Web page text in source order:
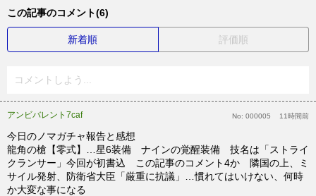
この記事のコメント(6)
新着順 評価順
コメントしよう...
アンビバレント7caf No: 000005 11時間前
今日のノマガチャ報告と感想
龍角の槍【零式】…星6装備 ナインの覚醒装備 技名は「ストライ
クランサー」今回が初書込 この記事のコメント4か 隣国の上、ミ
サイル発射、防衛省大臣「厳重に抗議」…慣れてはいけない、何時
か大変な事になる